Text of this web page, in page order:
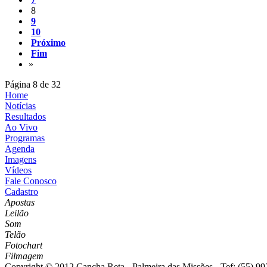
8
9
10
Próximo
Fim
»
Página 8 de 32
Home
Notícias
Resultados
Ao Vivo
Programas
Agenda
Imagens
Vídeos
Fale Conosco
Cadastro
Apostas
Leilão
Som
Telão
Fotochart
Filmagem